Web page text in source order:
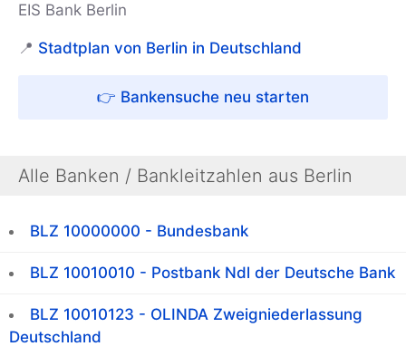
EIS Bank Berlin
📍 Stadtplan von Berlin in Deutschland
👉 Bankensuche neu starten
Alle Banken / Bankleitzahlen aus Berlin
BLZ 10000000 - Bundesbank
BLZ 10010010 - Postbank Ndl der Deutsche Bank
BLZ 10010123 - OLINDA Zweigniederlassung
Deutschland